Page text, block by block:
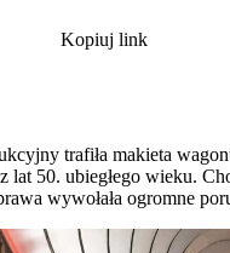
Kopiuj link
trafiła makieta
lat 50. ubiegłego wieku.
wywołała ogromne